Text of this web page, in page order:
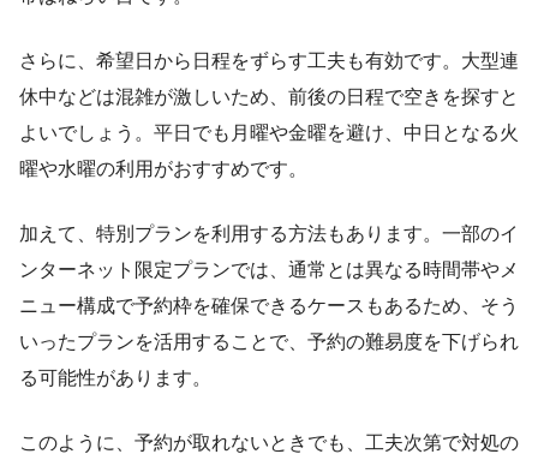
さらに、希望日から日程をずらす工夫も有効です。大型連
休中などは混雑が激しいため、前後の日程で空きを探すと
よいでしょう。平日でも月曜や金曜を避け、中日となる火
曜や水曜の利用がおすすめです。
加えて、特別プランを利用する方法もあります。一部のイ
ンターネット限定プランでは、通常とは異なる時間帯やメ
ニュー構成で予約枠を確保できるケースもあるため、そう
いったプランを活用することで、予約の難易度を下げられ
る可能性があります。
このように、予約が取れないときでも、工夫次第で対処の